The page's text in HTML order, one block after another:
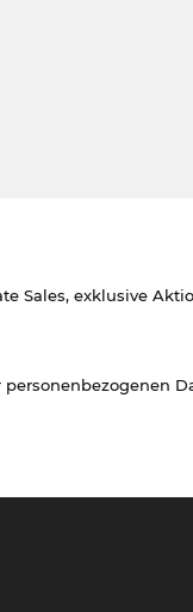
Sales, exklusive